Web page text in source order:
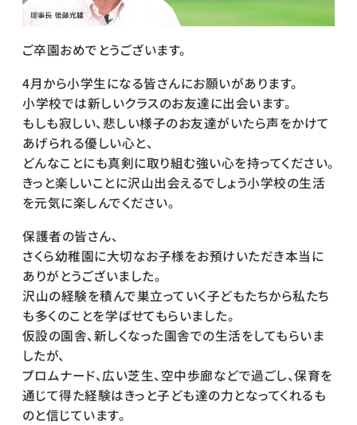
ご卒園おめでとうございます。
4月から小学生になる皆さんにお願いがあります。
小学校では新しいクラスのお友達に出会います。
もしも寂しい、悲しい様子のお友達がいたら声をかけて
あげられる優しい心と、
どんなことにも真剣に取り組む強い心を持ってください。
きっと楽しいことに沢山出会えるでしょう小学校の生活
を元気に楽しんでください。
保護者の皆さん、
さくら幼稚園に大切なお子様をお預けいただき本当に
ありがとうございました。
沢山の経験を積んで巣立っていく子どもたちから私たち
も多くのことを学ばせてもらいました。
仮設の園舎、新しくなった園舎での生活をしてもらいま
したが、
プロムナード、広い芝生、空中歩廊などで過ごし、保育を
通じて得た経験はきっと子ども達の力となってくれるも
のと信じています。